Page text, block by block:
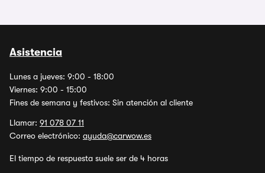
Asistencia
Lunes a jueves: 9:00 - 18:00
Viernes: 9:00 - 15:00
Fines de semana y festivos: Sin atención al cliente
Llamar: 91 078 07 11
Correo electrónico: ayuda@carwow.es
El tiempo de respuesta suele ser de 4 horas